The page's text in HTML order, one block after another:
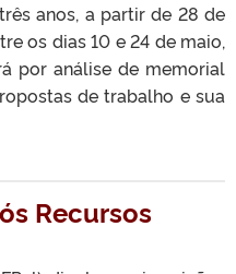
anos, a partir de 28 de
os dias 10 e 24 de maio,
por análise de memorial
de trabalho e sua
Recursos